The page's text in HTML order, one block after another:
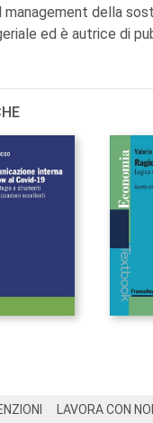
della
ed è autrice di
LAVORA CON NOI